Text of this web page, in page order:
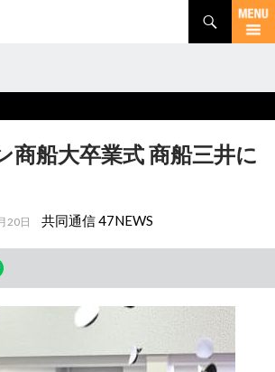
商船大卒業式 商船三井に
20日 共同通信 47NEWS